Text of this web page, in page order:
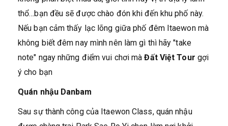
thổ…bạn đều sẽ được chào đón khi đến khu phố này.
Nếu bạn cảm thấy lạc lõng giữa phố đêm Itaewon mà
không biết đêm nay mình nên làm gì thì hãy "take
note" ngay những điểm vui chơi màĐất Việt Tour gợi
ý cho bạn
Quán nhậu Danbam
Sau sự thành công của Itaewon Class, quán nhậu